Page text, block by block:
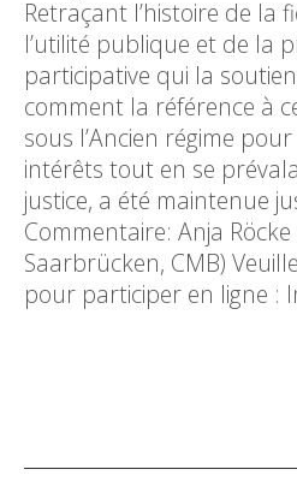
Retraçant l’histoire de la
l’utilité publique et de la
participative qui la
comment la référence à
sous l’Ancien régime
intérêts tout en se
justice, a été maintenue
Commentaire: Anja
Saarbrücken, CMB)
pour participer en ligne :